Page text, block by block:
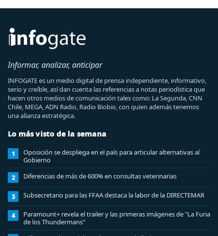
Informar, analizar, anticipar
INFOGATE es un medio digital de prensa independiente, informativo,
serio y creíble, así dan cuenta las referencias a notas periodística que
hacen otros medios de comunicación tales como: La Segunda, CNN
Chile, MEGA, ADN Radio, Radio Biobio, con quien además tenemos
una alianza estratégica.
Lo más visto de la semana
1
Oposición se despliega en el país para articular alternativas al
Gobierno
2 Diferencias de más de 600% en consultas veterinarias
3 Subsecretario para las FFAA destaca la labor de la DIRECTEMAR
4
Paramount+ revela el trailer y las primeras imágenes de "La Furia
de los Thundermans"